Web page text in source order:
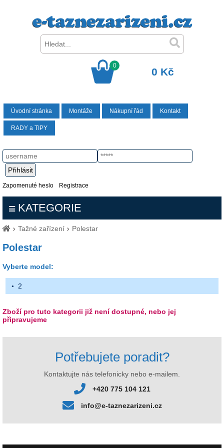
0
0 Kč
Úvodní stránka Montáže Nákupní řád Kontakt
RADY a TIPY
Zapomenuté heslo Registrace
KATEGORIE
Tažné zařízení Polestar
Polestar
Vyberte model:
2
Zboží pro tuto kategorii již není dostupné, nebo jej
připravujeme
Potřebujete poradit?
Kontaktujte nás telefonicky nebo e-mailem.
+420 775 104 121
info@e-taznezarizeni.cz